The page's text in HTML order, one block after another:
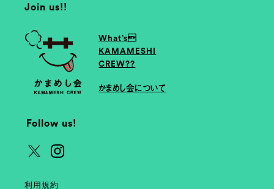
Join us!!
What’s
KAMAMESHI
CREW??
かまめし会について
Follow us!
利用規約